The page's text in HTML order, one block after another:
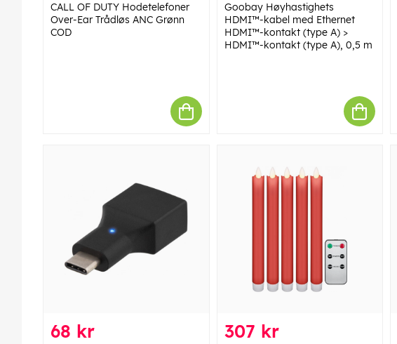
CALL OF DUTY Hodetelefoner
Over-Ear Trådløs ANC Grønn
COD
Goobay Høyhastighets
HDMI™-kabel med Ethernet
HDMI™-kontakt (type A) >
HDMI™-kontakt (type A), 0,5 m
68 kr 307 kr